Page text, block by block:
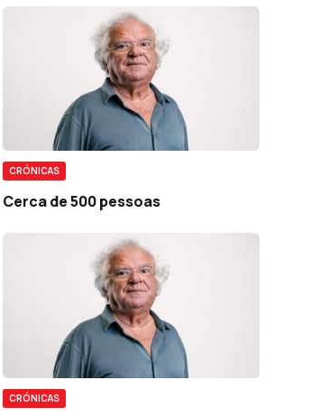
CRÓNICAS
Cerca de 500 pessoas
CRÓNICAS